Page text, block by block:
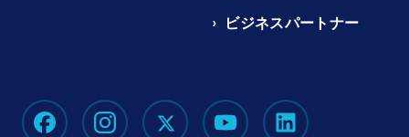
ビジネスパートナー